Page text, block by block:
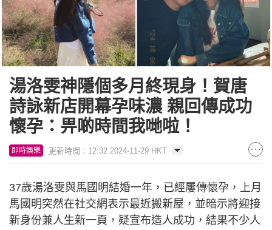
湯洛雯神隱個多月終現身！賀唐
詩詠新店開幕孕味濃 親回傳成功
懷孕：畀啲時間我哋啦！
即時娛樂 更新時間：12:32 2024-11-29 HKT
37歲湯洛雯與馬國明結婚一年，已經屢傳懷孕，上月
馬國明突然在社交網表示最近搬新屋，並暗示將迎接
新身份兼人生新一頁，疑宣布造人成功，結果不少人